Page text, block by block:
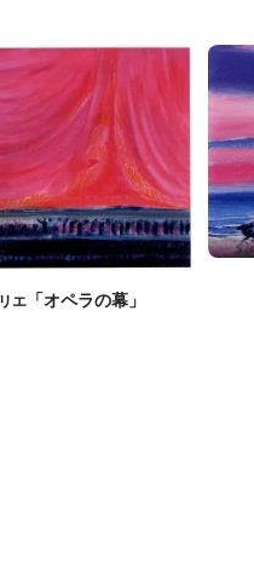
エ「オペラの幕」